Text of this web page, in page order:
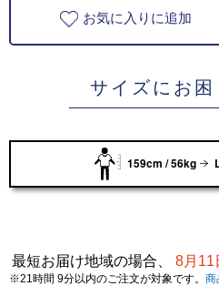
お気に入りに追加
サイズにお困
159cm / 56kg
最短お届け地域の場合、 8月11
※21時間 9分以内のご注文が対象です。 商